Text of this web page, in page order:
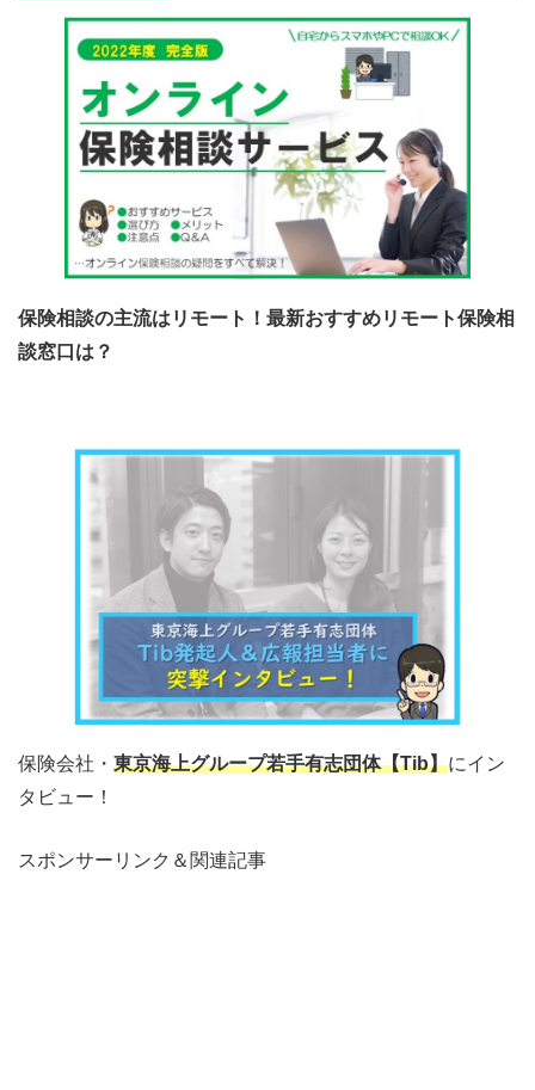
保険相談の主流はリモート！最新おすすめリモート保険相
談窓口は？
保険会社・ 東京海上グループ若手有志団体【Tib】にイン
タビュー！
スポンサーリンク＆関連記事